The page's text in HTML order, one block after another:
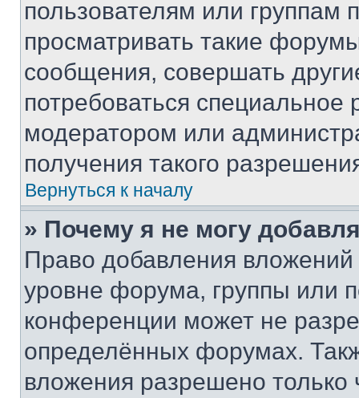
пользователям или группам
просматривать такие
сообщения, совершать
потребоваться
модератором или
получения такого
Вернуться к началу
» Почему я не могу
Право добавления
уровне форума, группы или
конференции может не
определённых форумах.
вложения разрешено